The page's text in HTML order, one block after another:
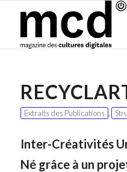
Extraits des Publications ,
Inter-Créativités
Né grâce à un